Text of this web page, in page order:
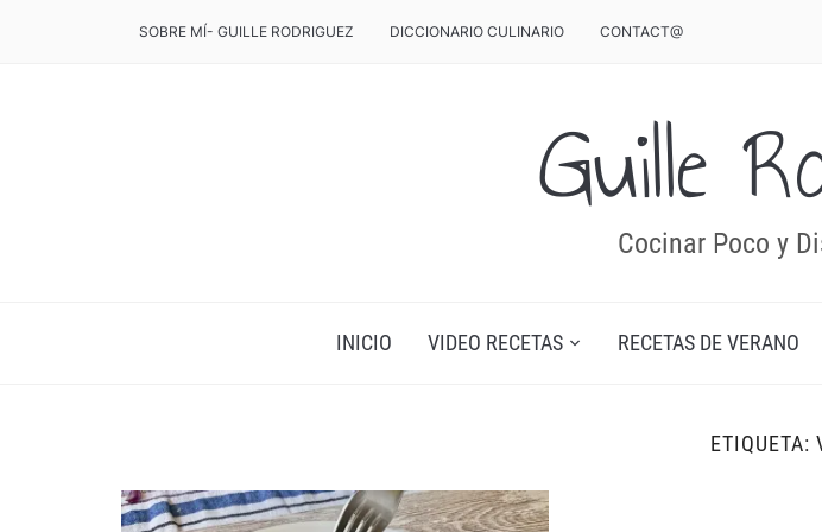
SOBRE MÍ- GUILLE RODRIGUEZ DICCIONARIO CULINARIO CONTACT@
Guille
Cocinar Poco y
INICIO VIDEO RECETAS RECETAS DE VERANO
ETIQUETA: